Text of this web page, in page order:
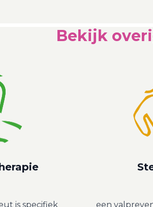
Bekijk
is specifiek
een